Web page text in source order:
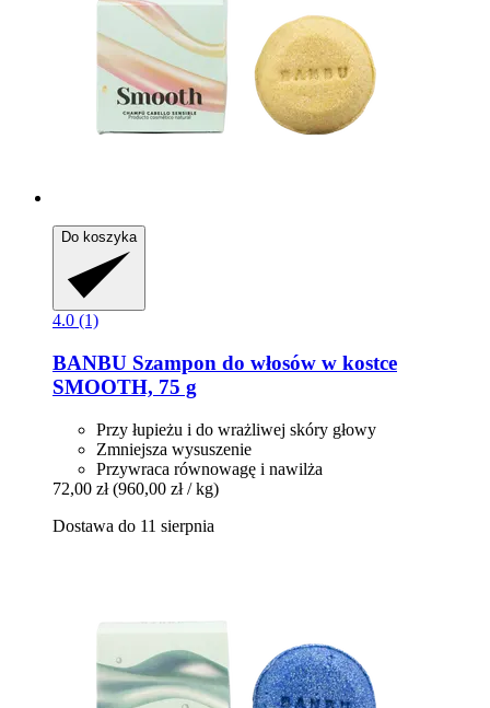
Do koszyka
4.0 (1)
BANBU Szampon do włosów w kostce
SMOOTH, 75 g
Przy łupieżu i do wrażliwej skóry głowy
Zmniejsza wysuszenie
Przywraca równowagę i nawilża
72,00 zł (960,00 zł / kg)
Dostawa do 11 sierpnia